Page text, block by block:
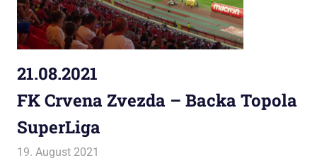
21.08.2021
FK Crvena Zvezda – Backa Topola
SuperLiga
19. August 2021